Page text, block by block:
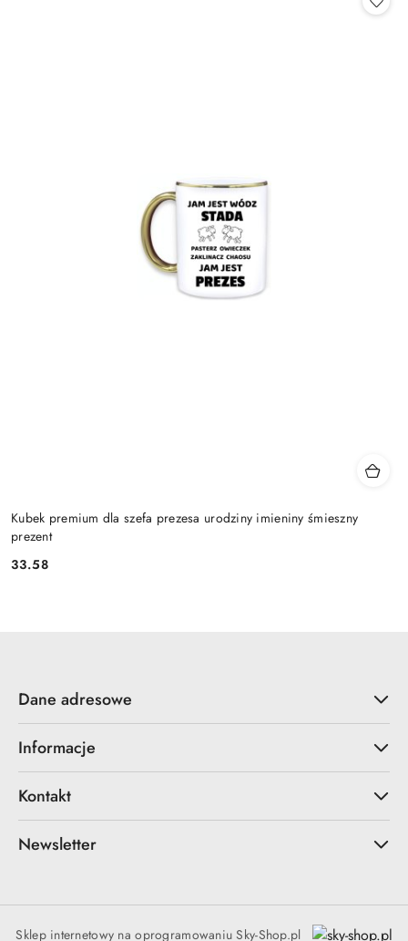
Kubek premium dla szefa prezesa urodziny imieniny śmieszny
prezent
Cena:
33.58
Dane adresowe
Informacje
Kontakt
Newsletter
Sklep internetowy na oprogramowaniu Sky-Shop.pl